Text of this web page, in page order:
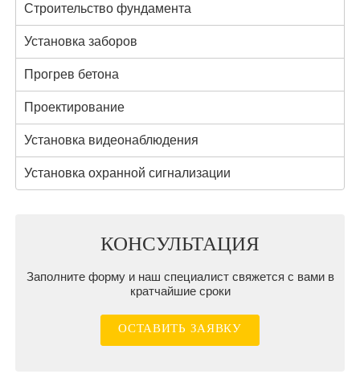
Строительство фундамента
Установка заборов
Прогрев бетона
Проектирование
Установка видеонаблюдения
Установка охранной сигнализации
КОНСУЛЬТАЦИЯ
Заполните форму и наш специалист свяжется с вами в
кратчайшие сроки
ОСТАВИТЬ ЗАЯВКУ